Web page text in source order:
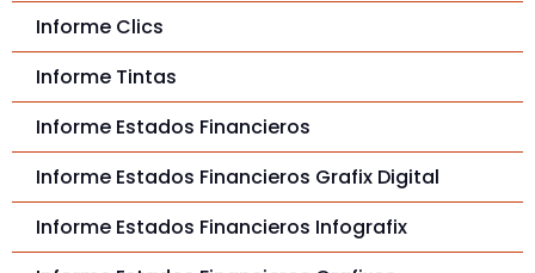
Informe Clics
Informe Tintas
Informe Estados Financieros
Informe Estados Financieros Grafix Digital
Informe Estados Financieros Infografix